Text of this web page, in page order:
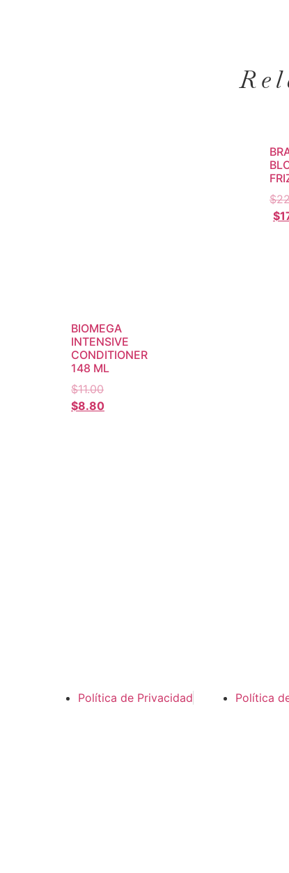
$
$
BIOMEGA
INTENSIVE
CONDITIONER
148 ML
$11.00
$8.80
Política de Privacidad Política